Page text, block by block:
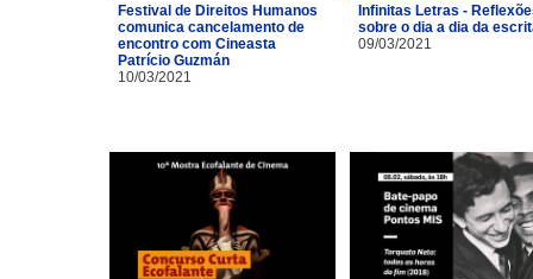
Festival de Direitos Humanos
comunica cancelamento de
encontro com Cineasta
Patrício Guzmán
10/03/2021
Infinitas Letras -
sobre o dia a dia da
09/03/2021